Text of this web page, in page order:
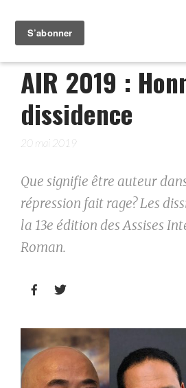
AIR 2019 :
dissidence
20 mai 2019
Que signifie être auteur
répression fait rage? Les
la 13e édition des Assises
Roman.
 